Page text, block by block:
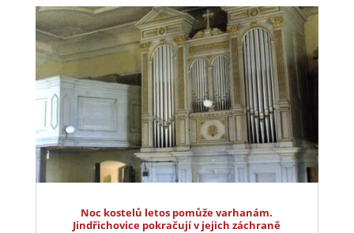
Noc kostelů letos pomůže varhanám.
Jindřichovice pokračují v jejich záchraně